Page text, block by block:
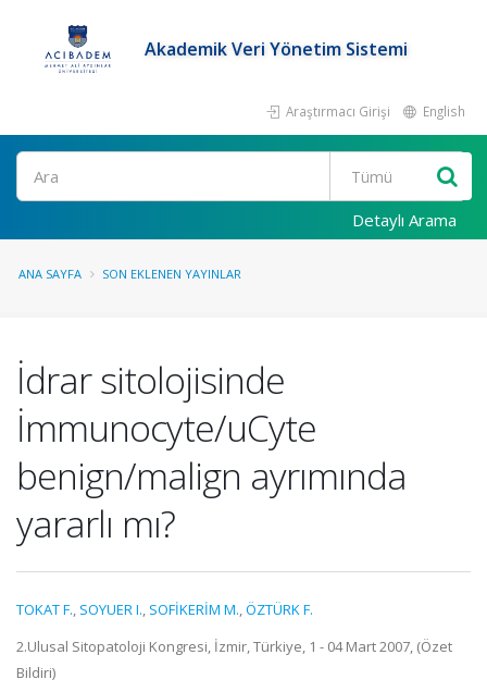
Akademik Veri Yönetim Sistemi
Araştırmacı Girişi English
Ara
Detaylı Arama
ANA SAYFA SON EKLENEN YAYINLAR
İdrar sitolojisinde
İmmunocyte/uCyte
benign/malign ayrımında
yararlı mı?
TOKAT F., SOYUER I., SOFİKERİM M.,ÖZTÜRK F.
2.Ulusal Sitopatoloji Kongresi, İzmir, Türkiye, 1 - 04 Mart 2007, (Özet
Bildiri)